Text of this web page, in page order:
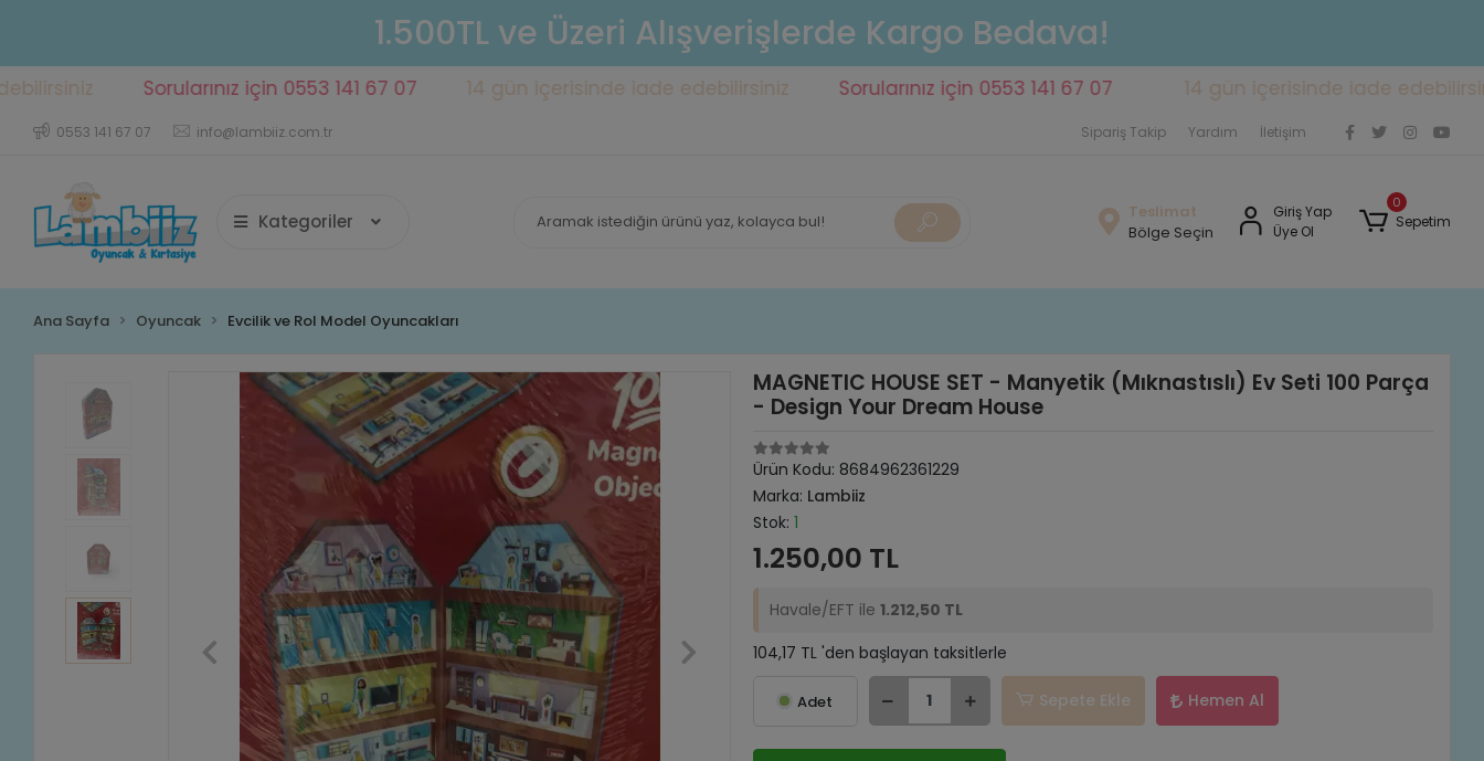
1.500TL ve Üzeri Alışverişlerde Kargo Bedava!
Sorularınız için 0553 141 67 07 14 gün içerisinde iade edebilirsiniz Sorularınız için 0553 141 67 07 14 gün içerisinde iade edebilirsiniz
0553 141 67 07 info@lambiiz.com.tr Sipariş Takip Yardım İletişim
Kategoriler
Teslimat
Bölge Seçin
Giriş Yap
Üye Ol
0
Sepetim
Ana Sayfa Oyuncak Evcilik ve Rol Model Oyuncakları
MAGNETIC HOUSE SET - Manyetik (Mıknastıslı) Ev Seti 100 Parça
- Design Your Dream House
Ürün Kodu: 8684962361229
Marka: Lambiiz
Stok: 1
1.250,00 TL
Havale/EFT ile 1.212,50 TL
104,17 TL 'den başlayan taksitlerle
Adet Sepete Ekle Hemen Al